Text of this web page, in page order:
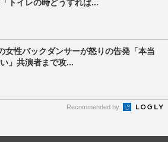
トイレの時どうすれば...
女性バックダンサーが怒りの告発「本当
」共演者まで攻...
Recommended by